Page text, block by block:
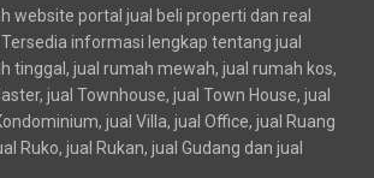
website portal jual beli properti dan real
informasi lengkap tentang jual
tinggal, jual rumah mewah, jual rumah kos,
jual Townhouse, jual Town House, jual
jual Villa, jual Office, jual Ruang
Ruko, jual Rukan, jual Gudang dan jual